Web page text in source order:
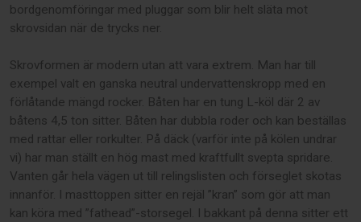
bordgenomföringar med pluggar som blir helt släta mot
skrovsidan när de trycks ner.
Skrovformen är modern utan att vara extrem. Man har till
exempel valt en ganska neutral undervattenskropp med en
förlåtande mängd rocker. Båten har en tung L-köl där 2 av
båtens 4,5 ton sitter. Båten har dubbla roder och kan beställas
med rattar eller rorkulter. På däck (varför inte på kölen undrar
vi) har man ställt en hög mast med kraftfullt svepta spridare.
Vanten går hela vägen ut till relingslisten och förseglet skotas
innanför. I masttoppen sitter en rejäl ”kran” som gör att man
kan köra med ”fathead”-storsegel. I bakkant på denna sitter ett